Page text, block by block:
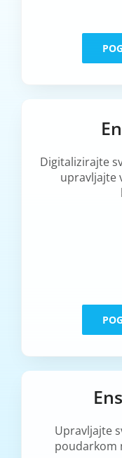
Digitalizirajte
upravljajte
Upravljajte
poudarkom